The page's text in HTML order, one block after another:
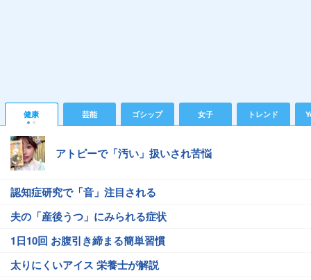
健康 芸能 ゴシップ 女子 トレンド
アトピーで「汚い」扱いされ苦悩
認知症研究で「音」注目される
夫の「産後うつ」にみられる症状
1日10回 お腹引き締まる簡単習慣
太りにくいアイス 栄養士が解説